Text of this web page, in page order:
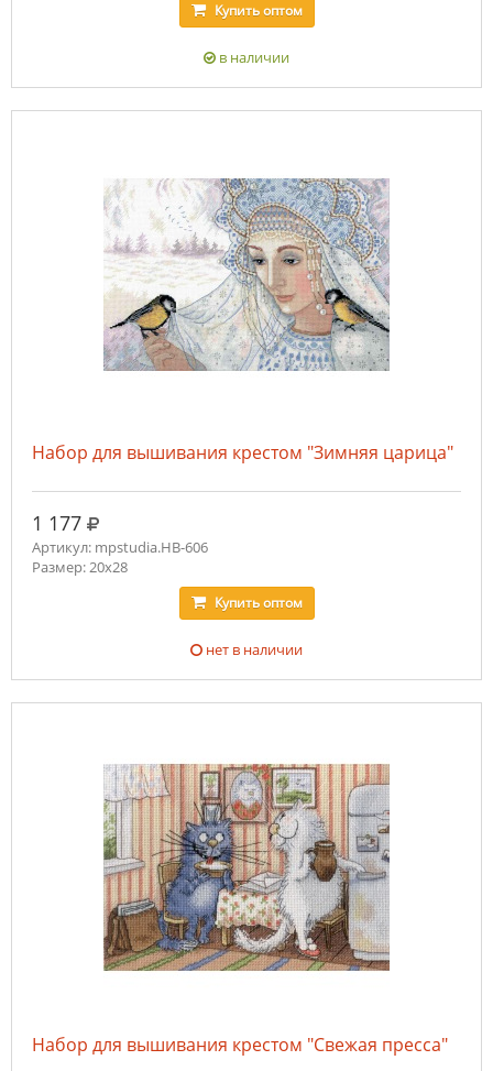
Купитьоптом
в наличии
Набор для вышивания крестом "Зимняя царица"
1 177 руб.
Артикул: mpstudia.НВ-606
Размер: 20x28
Купитьоптом
нет в наличии
Набор для вышивания крестом "Свежая пресса"